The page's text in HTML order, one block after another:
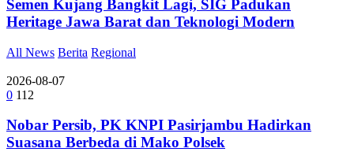
Semen Kujang Bangkit Lagi, SIG Padukan
Heritage Jawa Barat dan Teknologi Modern
All News Berita Regional
2026-08-07
0 112
Nobar Persib, PK KNPI Pasirjambu Hadirkan
Suasana Berbeda di Mako Polsek